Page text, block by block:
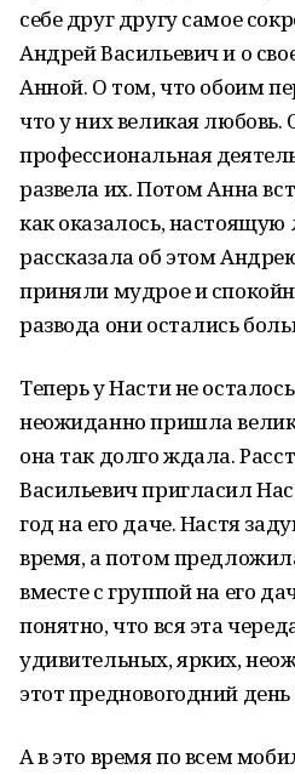
себе друг другу самое
Андрей Васильевич и о
Анной. О том, что обоим
что у них великая любовь.
профессиональная
развела их. Потом Анна
как оказалось, настоящую
рассказала об этом
приняли мудрое и
развода они остались
Теперь у Насти не
неожиданно пришла
она так долго ждала.
Васильевич пригласил
год на его даче. Настя
время, а потом
вместе с группой на его
понятно, что вся эта
удивительных, ярких,
этот предновогодний
А в это время по всем